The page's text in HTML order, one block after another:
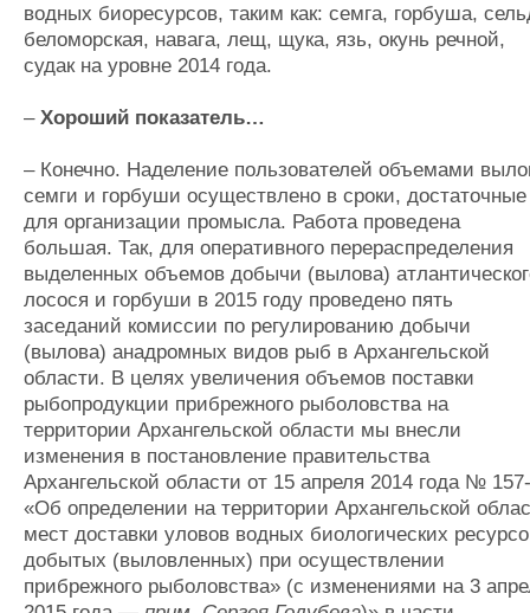
водных биоресурсов, таким как: семга, горбуша,
беломорская, навага, лещ, щука, язь, окунь речной,
судак на уровне 2014 года.
– Хороший показатель…
– Конечно. Наделение пользователей объемами
семги и горбуши осуществлено в сроки, достаточные
для организации промысла. Работа проведена
большая. Так, для оперативного перераспределения
выделенных объемов добычи (вылова)
лосося и горбуши в 2015 году проведено пять
заседаний комиссии по регулированию добычи
(вылова) анадромных видов рыб в Архангельской
области. В целях увеличения объемов поставки
рыбопродукции прибрежного рыболовства на
территории Архангельской области мы внесли
изменения в постановление правительства
Архангельской области от 15 апреля 2014 года №
«Об определении на территории Архангельской
мест доставки уловов водных биологических
добытых (выловленных) при осуществлении
прибрежного рыболовства» (с изменениями на 3